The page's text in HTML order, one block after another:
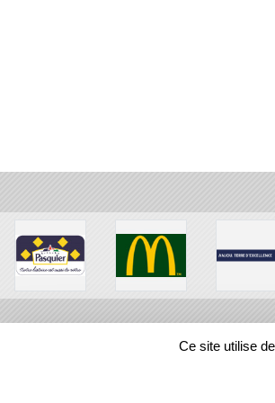
Ce site utilise